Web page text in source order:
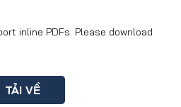
inline PDFs. Please download
TẢI VỀ